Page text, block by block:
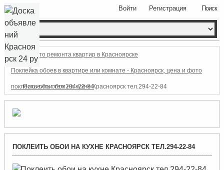
Поиск
Войти Регистрация
Фото ремонта квартир в Красноярске
Поклейка обоев в квартире или комнате - Красноярск, цена и фото
поклеить обои тел.294-22-84
Поклеить обои на кухне Красноярск тел.294-22-84
ПОКЛЕИТЬ ОБОИ НА КУХНЕ КРАСНОЯРСК ТЕЛ.294-22-84